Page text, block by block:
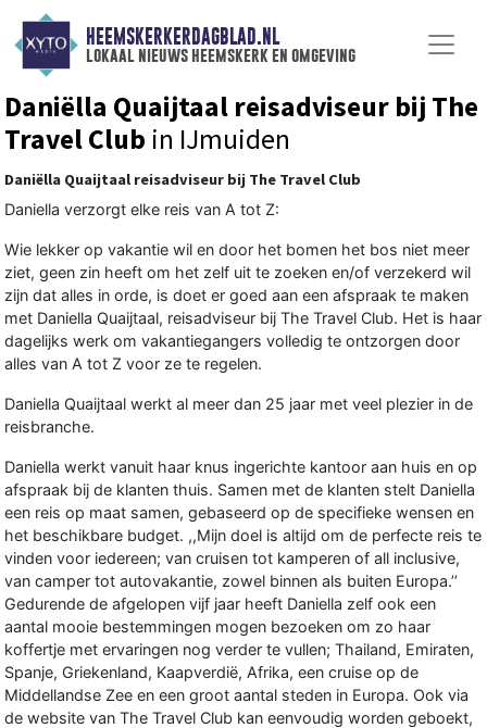
HEEMSKERKERDAGBLAD.NL
lokaal nieuws heemskerk en omgeving
Daniëlla Quaijtaal reisadviseur bij The
Travel Club in IJmuiden
Daniëlla Quaijtaal reisadviseur bij The Travel Club
Daniella verzorgt elke reis van A tot Z:
Wie lekker op vakantie wil en door het bomen het bos niet meer
ziet, geen zin heeft om het zelf uit te zoeken en/of verzekerd wil
zijn dat alles in orde, is doet er goed aan een afspraak te maken
met Daniella Quaijtaal, reisadviseur bij The Travel Club. Het is haar
dagelijks werk om vakantiegangers volledig te ontzorgen door
alles van A tot Z voor ze te regelen.
Daniella Quaijtaal werkt al meer dan 25 jaar met veel plezier in de
reisbranche.
Daniella werkt vanuit haar knus ingerichte kantoor aan huis en op
afspraak bij de klanten thuis. Samen met de klanten stelt Daniella
een reis op maat samen, gebaseerd op de specifieke wensen en
het beschikbare budget. ,,Mijn doel is altijd om de perfecte reis te
vinden voor iedereen; van cruisen tot kamperen of all inclusive,
van camper tot autovakantie, zowel binnen als buiten Europa.’’
Gedurende de afgelopen vijf jaar heeft Daniella zelf ook een
aantal mooie bestemmingen mogen bezoeken om zo haar
koffertje met ervaringen nog verder te vullen; Thailand, Emiraten,
Spanje, Griekenland, Kaapverdië, Afrika, een cruise op de
Middellandse Zee en een groot aantal steden in Europa. Ook via
de website van The Travel Club kan eenvoudig worden geboekt,